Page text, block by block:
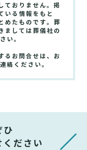
ておりません。掲
いる情報をもと
めたものです。葬
ましては葬儀社の
い。
るお問合せは、お
絡ください。
ひ
ださい